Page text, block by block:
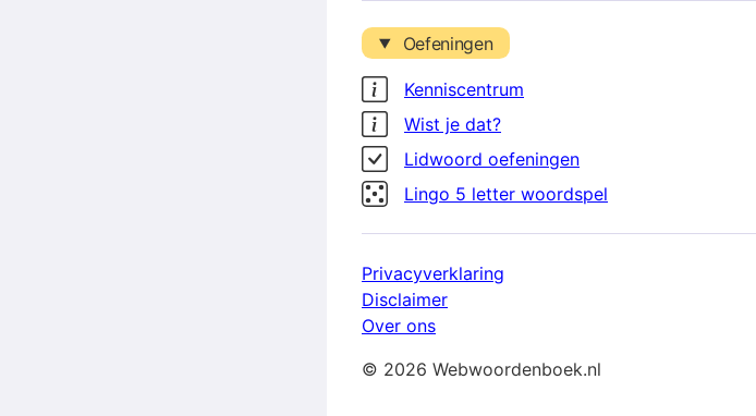
Oefeningen
Kenniscentrum
Wist je dat?
Lidwoord oefeningen
Lingo 5 letter woordspel
Privacyverklaring
Disclaimer
Over ons
© 2026 Webwoordenboek.nl